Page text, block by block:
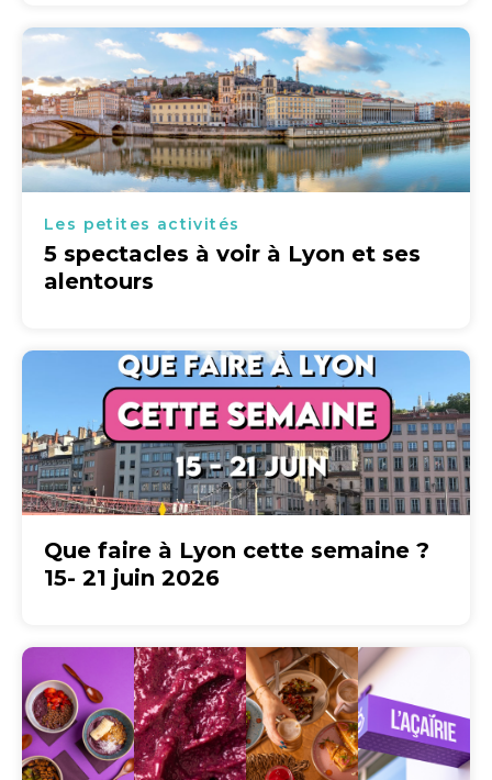
Les petites activités
5 spectacles à voir à Lyon et ses
alentours
Que faire à Lyon cette semaine ?
15- 21 juin 2026